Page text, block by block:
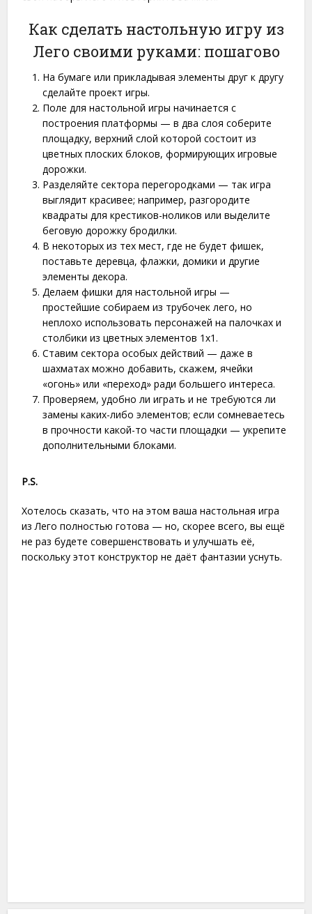
Как сделать настольную игру из
Лего своими руками: пошагово
На бумаге или прикладывая элементы друг к другу
сделайте проект игры.
Поле для настольной игры начинается с
построения платформы — в два слоя соберите
площадку, верхний слой которой состоит из
цветных плоских блоков, формирующих игровые
дорожки.
Разделяйте сектора перегородками — так игра
выглядит красивее; например, разгородите
квадраты для крестиков-ноликов или выделите
беговую дорожку бродилки.
В некоторых из тех мест, где не будет фишек,
поставьте деревца, флажки, домики и другие
элементы декора.
Делаем фишки для настольной игры —
простейшие собираем из трубочек лего, но
неплохо использовать персонажей на палочках и
столбики из цветных элементов 1х1.
Ставим сектора особых действий — даже в
шахматах можно добавить, скажем, ячейки
«огонь» или «переход» ради большего интереса.
Проверяем, удобно ли играть и не требуются ли
замены каких-либо элементов; если сомневаетесь
в прочности какой-то части площадки — укрепите
дополнительными блоками.
P.S.
Хотелось сказать, что на этом ваша настольная игра
из Лего полностью готова — но, скорее всего, вы ещё
не раз будете совершенствовать и улучшать её,
поскольку этот конструктор не даёт фантазии уснуть.